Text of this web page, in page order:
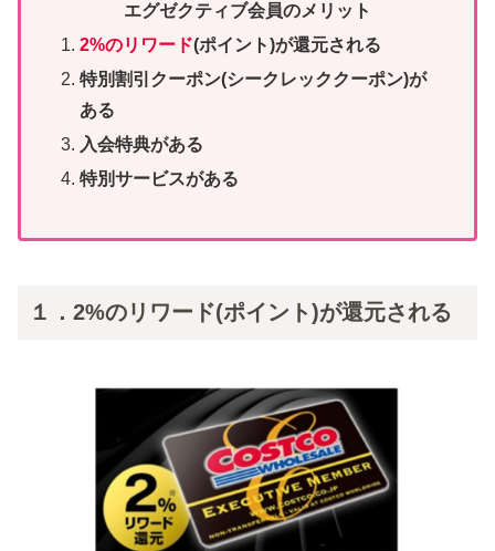
エグゼクティブ会員のメリット
2%のリワード(ポイント)が還元される
特別割引クーポン(シークレッククーポン)が
ある
入会特典がある
特別サービスがある
１．2%のリワード(ポイント)が還元される